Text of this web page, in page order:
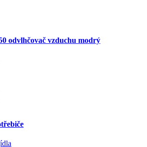
odvlhčovač vzduchu modrý